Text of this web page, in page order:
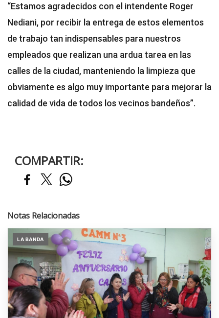
“Estamos agradecidos con el intendente Roger
Nediani, por recibir la entrega de estos elementos
de trabajo tan indispensables para nuestros
empleados que realizan una ardua tarea en las
calles de la ciudad, manteniendo la limpieza que
obviamente es algo muy importante para mejorar la
calidad de vida de todos los vecinos bandeños”.
COMPARTIR:
Notas Relacionadas
LA BANDA